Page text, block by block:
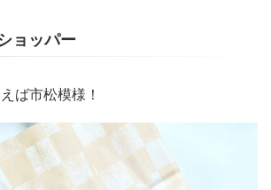
ョッパー
ば市松模様！